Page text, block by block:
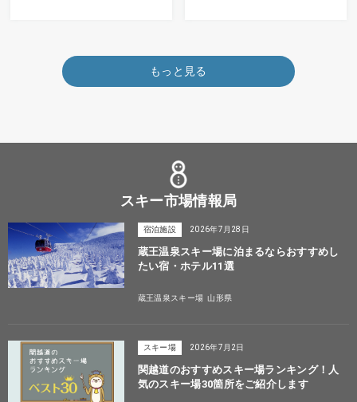
もっと見る
スキー市場情報局
宿泊施設 2026年7月28日
蔵王温泉スキー場に泊まるならおすすめし
たい宿・ホテル11選
蔵王温泉スキー場 山形県
スキー場 2026年7月2日
関越道のおすすめスキー場ランキング！人
気のスキー場30箇所をご紹介します